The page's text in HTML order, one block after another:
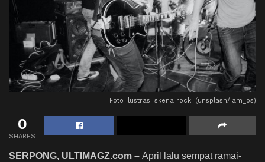
Foto ilustrasi skena rock. (unsplash/iam_os)
0
SHARES
SERPONG, ULTIMAGZ.com – April lalu sempat ramai-